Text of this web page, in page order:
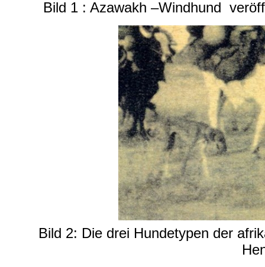
Bild 1 : Azawakh –Windhund
Bild 2: Die drei Hundetypen der